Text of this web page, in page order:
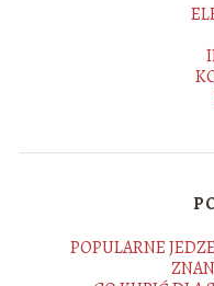
POPULARNE